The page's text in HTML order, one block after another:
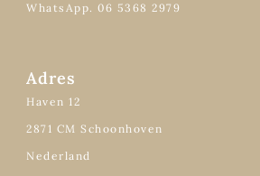
WhatsApp. 06 5368 2979
Adres
Haven 12
2871 CM Schoonhoven
Nederland